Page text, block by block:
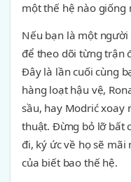
một thế hệ nào giống
Nếu bạn là một
để theo dõi từng trận
Đây là lần cuối cùng
hàng loạt hậu vệ,
sầu, hay Modrić xoay
thuật. Đừng bỏ lỡ bất
đi, ký ức về họ sẽ
của biết bao thế hệ.